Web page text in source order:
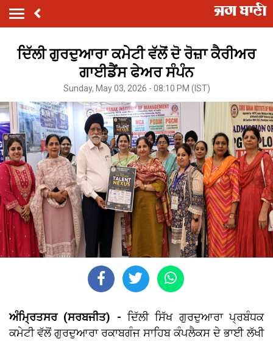
ਦਿੱਲੀ ਗੁਰਦੁਆਰਾ ਕਮੇਟੀ ਵੱਲੋਂ ਦੋ ਰੋਜ਼ਾ ਕੈਰੀਅਰ
ਗਾਈਡੈਂਸ ਫੇਅਰ ਸੰਪੰਨ
Sunday, May 03, 2026 - 08:10 PM (IST)
ਅੰਮ੍ਰਿਤਸਰ (ਸਰਬਜੀਤ) - ਦਿੱਲੀ ਸਿੱਖ ਗੁਰਦੁਆਰਾ ਪ੍ਰਬੰਧਕ
ਕਮੇਟੀ ਵੱਲੋਂ ਗੁਰਦੁਆਰਾ ਰਕਾਬਗੰਜ ਸਾਹਿਬ ਕੰਪਲੈਕਸ ਦੇ ਭਾਈ ਲੱਖੀ